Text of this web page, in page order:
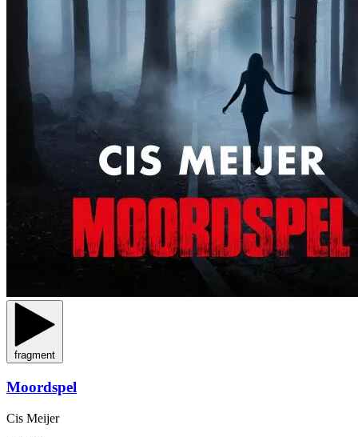
fragment
Moordspel
Cis Meijer